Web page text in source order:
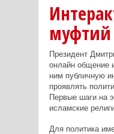
муфтий
Президент
онлайн общение
ним публичную
проявлять
Первые шаги на
исламские
Для политика